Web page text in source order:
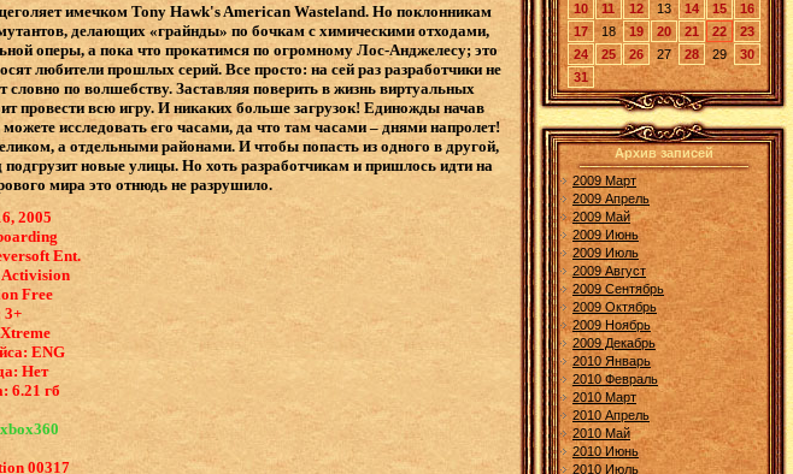
имечком Tony Hawk's American Wasteland. Но поклонникам
делающих «грайнды» по бочкам с химическими отходами,
оперы, а пока что прокатимся по огромному Лос-Анджелесу; это
любители прошлых серий. Все просто: на сей раз разработчики не
по волшебству. Заставляя поверить в жизнь виртуальных
провести всю игру. И никаких больше загрузок! Единожды начав
исследовать его часами, да что там часами – днями напролет!
а отдельными районами. И чтобы попасть из одного в другой,
новые улицы. Но хоть разработчикам и пришлось идти на
мира это отнюдь не разрушило.
2005
Ent.
Activision
Free
3+
​ENG
Нет
6.21 гб
00317
10
11 12 13 14 15
16
17
18 19 20 21 22
23
24
25 26 27 28 29
30
31
Архив записей
2009 Март
2009 Апрель
2009 Май
2009 Июнь
2009 Июль
2009 Август
2009 Сентябрь
2009 Октябрь
2009 Ноябрь
2009 Декабрь
2010 Январь
2010 Февраль
2010 Март
2010 Апрель
2010 Май
2010 Июнь
2010 Июль